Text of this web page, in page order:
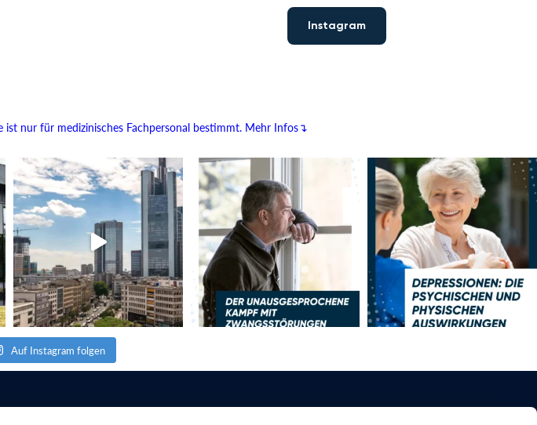
Instagram
nur für medizinisches Fachpersonal bestimmt. Mehr Infos↴
Auf Instagram folgen